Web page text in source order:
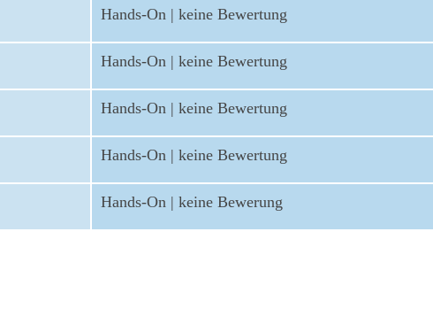
Hands-On | keine Bewertung
Hands-On | keine Bewertung
Hands-On | keine Bewertung
Hands-On | keine Bewertung
Hands-On | keine Bewerung